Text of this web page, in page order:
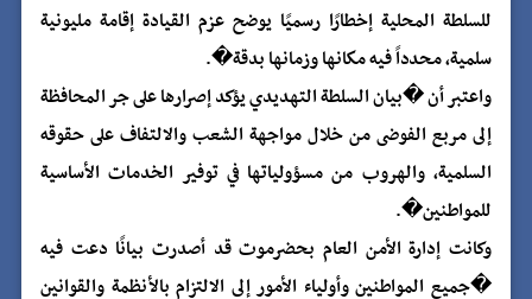
للسلطة المحلية إخطارًا رسميًا يوضح عزم القيادة إقامة مليونية
سلمية، محدداً فيه مكانها وزمانها بدقة�.
واعتبر أن �بيان السلطة التهديدي يؤكد إصرارها على جر المحافظة
إلى مربع الفوضى من خلال مواجهة الشعب والالتفاف على حقوقه
السلمية، والهروب من مسؤولياتها في توفير الخدمات الأساسية
للمواطنين�.
وكانت إدارة الأمن العام بحضرموت قد أصدرت بيانًا دعت فيه
�جميع المواطنين وأولياء الأمور إلى الالتزام بالأنظمة والقوانين